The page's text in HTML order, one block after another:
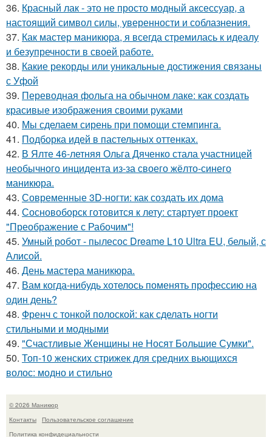
36. Красный лак - это не просто модный аксессуар, а
настоящий символ силы, уверенности и соблазнения.
37. Как мастер маникюра, я всегда стремилась к идеалу
и безупречности в своей работе.
38. Какие рекорды или уникальные достижения связаны
с Уфой
39. Переводная фольга на обычном лаке: как создать
красивые изображения своими руками
40. Мы сделаем сирень при помощи стемпинга.
41. Подборка идей в пастельных оттенках.
42. В Ялте 46-летняя Ольга Дяченко стала участницей
необычного инцидента из-за своего жёлто-синего
маникюра.
43. Современные 3D-ногти: как создать их дома
44. Сосновоборск готовится к лету: стартует проект
"Преображение с Рабочим"!
45. Умный робот - пылесос Dreame L10 Ultra EU, белый, с
Алисой.
46. День мастера маникюра.
47. Вам когда-нибудь хотелось поменять профессию на
один день?
48. Френч с тонкой полоской: как сделать ногти
стильными и модными
49. "Счастливые Женщины не Носят Большие Сумки".
50. Топ-10 женских стрижек для средних вьющихся
волос: модно и стильно
© 2026 Маникюр
Контакты
Пользовательское соглашение
Политика конфидециальности